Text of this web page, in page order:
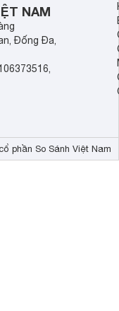
NAM
Đống Đa,
phần So Sánh Việt Nam